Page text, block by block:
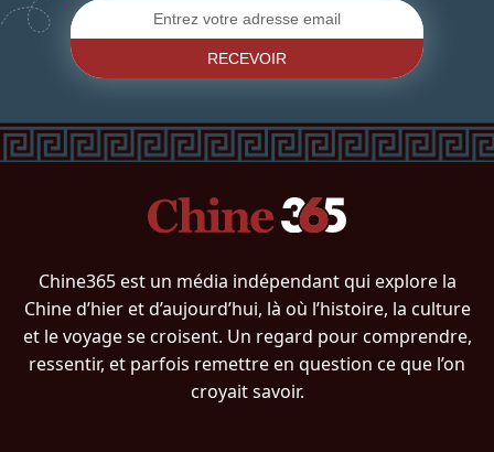
RECEVOIR
Chine365 est un média indépendant qui explore la
Chine d’hier et d’aujourd’hui, là où l’histoire, la culture
et le voyage se croisent. Un regard pour comprendre,
ressentir, et parfois remettre en question ce que l’on
croyait savoir.